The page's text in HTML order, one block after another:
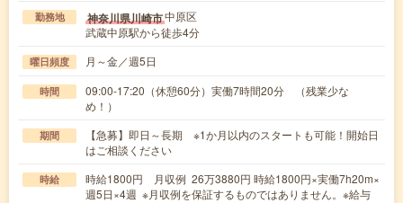
勤務地 神奈川県川崎市中原区
武蔵中原駅から徒歩4分
曜日頻度 月～金／週5日
時間
09:00-17:20（休憩60分）実働7時間20分 （残業少な
め！）
期間
【急募】即日～長期 ※1か月以内のスタートも可能！開始日
はご相談ください
時給
時給1800円 月収例 26万3880円 時給1800円×実働7h20m×
週5日×4週 ※月収例を保証するものではありません。※給与